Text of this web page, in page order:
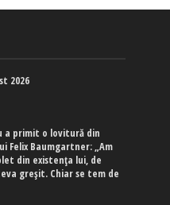
2026
a primit o lovitură din
Felix Baumgartner: „Am
din existența lui, de
greșit. Chiar se tem de